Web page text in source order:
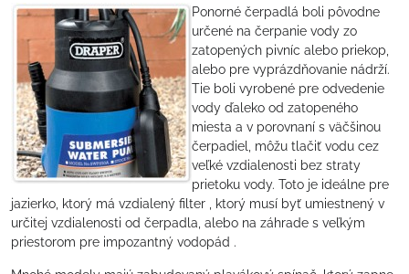
Ponorné čerpadlá boli pôvodne
určené na čerpanie vody zo
zatopených pivníc alebo priekop,
alebo pre vyprázdňovanie nádrží.
Tie boli vyrobené pre odvedenie
vody ďaleko od zatopeného
miesta a v porovnaní s väčšinou
čerpadiel, môžu tlačiť vodu cez
veľké vzdialenosti bez straty
prietoku vody. Toto je ideálne pre
jazierko, ktorý má vzdialený filter , ktorý musí byť umiestnený v
určitej vzdialenosti od čerpadla, alebo na záhrade s veľkým
priestorom pre impozantný vodopád .